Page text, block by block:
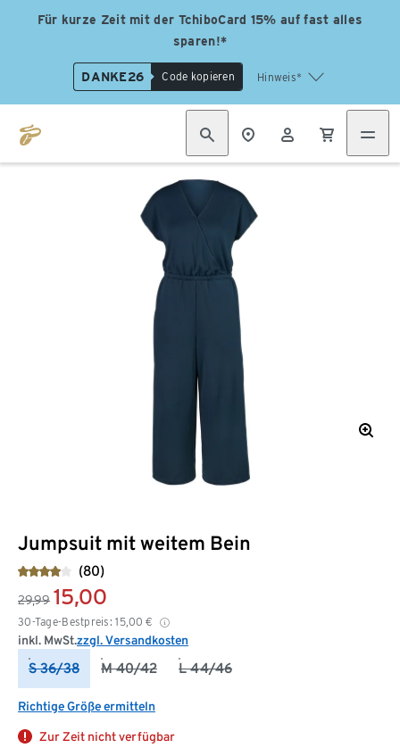
Für kurze Zeit mit der TchiboCard 15% auf fast alles
sparen!*
DANKE26 Code kopieren Hinweis*
Jumpsuit mit weitem Bein
(80)
29,99 15,00
30-Tage-Bestpreis: 15,00 €
inkl. MwSt.zzgl. Versandkosten
S 36/38 M 40/42 L 44/46
Richtige Größe ermitteln
Zur Zeit nicht verfügbar